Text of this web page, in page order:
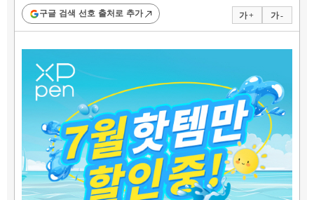
가 + 가 -
구글 검색 선호 출처로 추가